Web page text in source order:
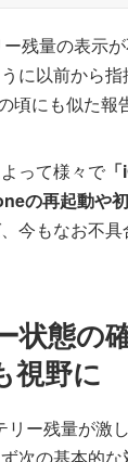
残量の表示
に以前から
頃にも似た報
って様々で
の再起動や
今もなお不
状態の
視野に
リー残量が激
次の基本的